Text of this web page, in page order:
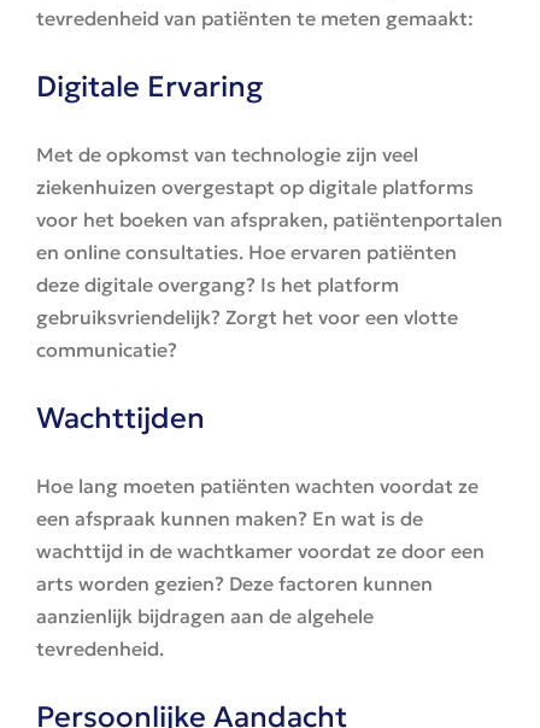
tevredenheid van patiënten te meten gemaakt:
Digitale Ervaring
Met de opkomst van technologie zijn veel
ziekenhuizen overgestapt op digitale platforms
voor het boeken van afspraken, patiëntenportalen
en online consultaties. Hoe ervaren patiënten
deze digitale overgang? Is het platform
gebruiksvriendelijk? Zorgt het voor een vlotte
communicatie?
Wachttijden
Hoe lang moeten patiënten wachten voordat ze
een afspraak kunnen maken? En wat is de
wachttijd in de wachtkamer voordat ze door een
arts worden gezien? Deze factoren kunnen
aanzienlijk bijdragen aan de algehele
tevredenheid.
Persoonlijke Aandacht